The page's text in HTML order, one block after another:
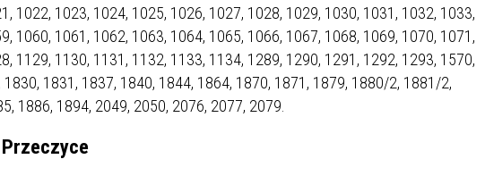
URZĄD SKARBOWY
INFORMACJE DOTYCZĄCE
TRANSPLANTACJI
MŁODZIEŻOWA RADA MIASTA
„PRZYJAZNA SZKOŁA” RZĄDOWY
PROGRAM WYRÓWNYWANIA
SZANS EDUKACYJNYCH DZIECI I
MŁODZIEŻY „PRZYJAZNA SZKOŁA”
W LATACH 2025-2027
KONKURSY NA
DYREKTORA
1022, 1023, 1024, 1025, 1026, 1027, 1028, 1029, 1030, 1031, 1032, 1033,
1060, 1061, 1062, 1063, 1064, 1065, 1066, 1067, 1068, 1069, 1070, 1071,
1129, 1130, 1131, 1132, 1133, 1134, 1289, 1290, 1291, 1292, 1293, 1570,
1831, 1837, 1840, 1844, 1864, 1870, 1871, 1879, 1880/2, 1881/2,
1886, 1894, 2049, 2050, 2076, 2077, 2079.